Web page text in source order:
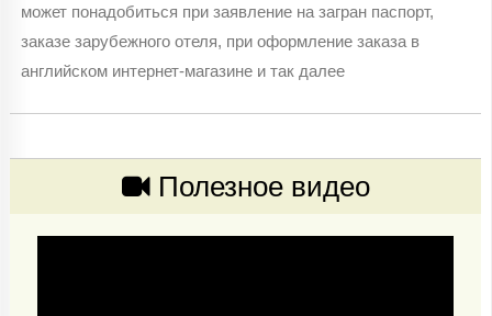
может понадобиться при заявление на загран паспорт,
заказе зарубежного отеля, при оформление заказа в
английском интернет-магазине и так далее
Полезное видео